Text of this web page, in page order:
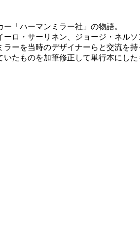
「ハーマンミラー社」の物語。
ロ・サーリネン、ジョージ・ネル
ーを当時のデザイナーらと交流を持
たものを加筆修正して単行本にした